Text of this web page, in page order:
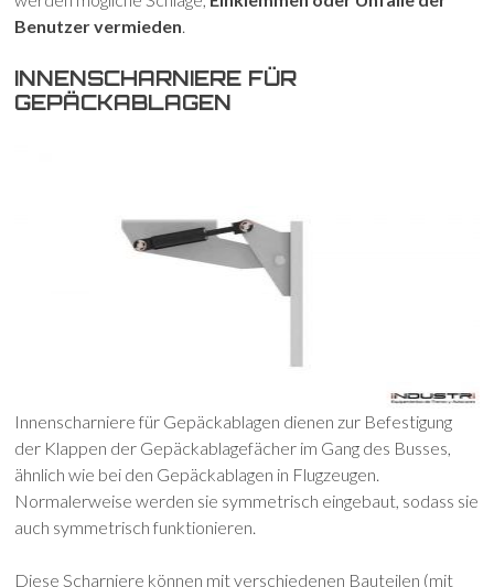
Benutzer vermieden
INNENSCHARNIERE FÜR
GEPÄCKABLAGEN
Innenscharniere für Gepäckablagen dienen zur Befestigung
der Klappen der Gepäckablagefächer im Gang des Busses,
ähnlich wie bei den Gepäckablagen in Flugzeugen.
Normalerweise werden sie symmetrisch eingebaut, sodass sie
auch symmetrisch funktionieren.
Diese Scharniere können mit verschiedenen Bauteilen (mit